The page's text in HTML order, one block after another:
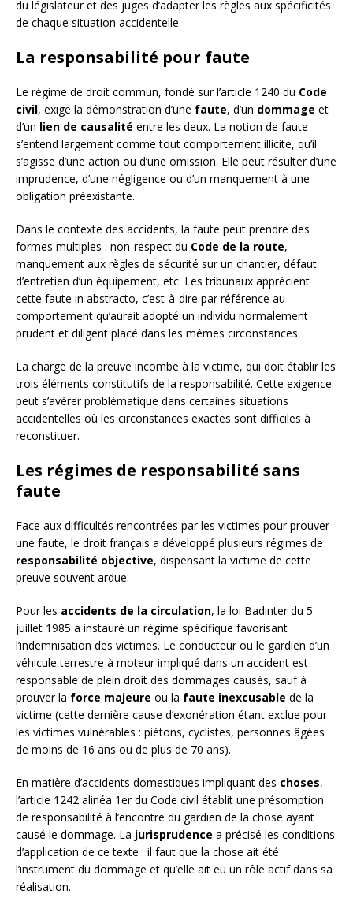
du législateur et des juges d’adapter les règles aux spécificités
de chaque situation accidentelle.
La responsabilité pour faute
Le régime de droit commun, fondé sur l’article 1240 du Code
civil, exige la démonstration d’une faute, d’un dommage et
d’un lien de causalité entre les deux. La notion de faute
s’entend largement comme tout comportement illicite, qu’il
s’agisse d’une action ou d’une omission. Elle peut résulter d’une
imprudence, d’une négligence ou d’un manquement à une
obligation préexistante.
Dans le contexte des accidents, la faute peut prendre des
formes multiples : non-respect du Code de la route,
manquement aux règles de sécurité sur un chantier, défaut
d’entretien d’un équipement, etc. Les tribunaux apprécient
cette faute in abstracto, c’est-à-dire par référence au
comportement qu’aurait adopté un individu normalement
prudent et diligent placé dans les mêmes circonstances.
La charge de la preuve incombe à la victime, qui doit établir les
trois éléments constitutifs de la responsabilité. Cette exigence
peut s’avérer problématique dans certaines situations
accidentelles où les circonstances exactes sont difficiles à
reconstituer.
Les régimes de responsabilité sans
faute
Face aux difficultés rencontrées par les victimes pour prouver
une faute, le droit français a développé plusieurs régimes de
responsabilité objective, dispensant la victime de cette
preuve souvent ardue.
Pour les accidents de la circulation, la loi Badinter du 5
juillet 1985 a instauré un régime spécifique favorisant
l’indemnisation des victimes. Le conducteur ou le gardien d’un
véhicule terrestre à moteur impliqué dans un accident est
responsable de plein droit des dommages causés, sauf à
prouver la force majeure ou la faute inexcusable de la
victime (cette dernière cause d’exonération étant exclue pour
les victimes vulnérables : piétons, cyclistes, personnes âgées
de moins de 16 ans ou de plus de 70 ans).
En matière d’accidents domestiques impliquant des choses,
l’article 1242 alinéa 1er du Code civil établit une présomption
de responsabilité à l’encontre du gardien de la chose ayant
causé le dommage. La jurisprudence a précisé les conditions
d’application de ce texte : il faut que la chose ait été
l’instrument du dommage et qu’elle ait eu un rôle actif dans sa
réalisation.